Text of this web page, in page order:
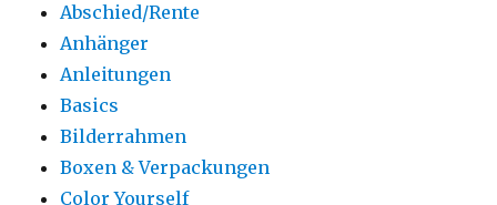
Abschied/Rente
Anhänger
Anleitungen
Basics
Bilderrahmen
Boxen & Verpackungen
Color Yourself